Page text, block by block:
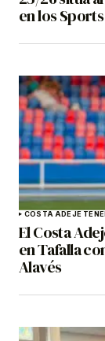
en los
COSTA ADEJE
El Costa
en Tafalla
Alavés